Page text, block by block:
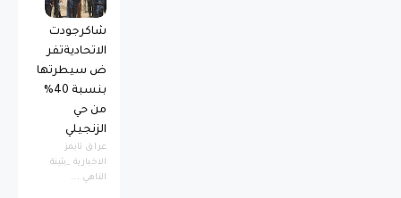
شاكرجودت
الاتحاديةتفر
ض سيطرتها
بنسبة 40%
من حي
الزنجيلي
عراق تايمز
الاخبارية _بثينة
الناهي ...